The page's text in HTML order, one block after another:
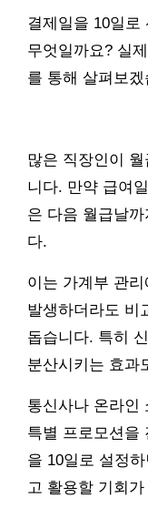
결제일을 10일로
무엇일까요? 실
를 통해 살펴보겠
많은 직장인이
니다. 만약 급여
은 다음 월급날
다.
이는 가계부 관
발생하더라도 비
돕습니다. 특히
분산시키는 효과
통신사나 온라인
특별 프로모션을
을 10일로 설정
고 활용할 기회